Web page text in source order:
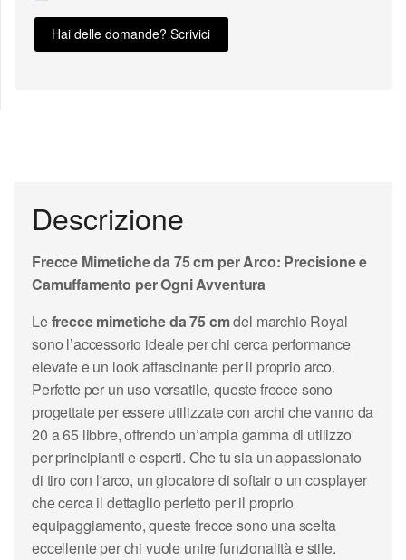
Hai delle domande? Scrivici
Descrizione
Frecce Mimetiche da 75 cm per Arco: Precisione e
Camuffamento per Ogni Avventura
Lefrecce mimetiche da 75 cmdel marchio Royal
sono l’accessorio ideale per chi cerca performance
elevate e un look affascinante per il proprio arco.
Perfette per un uso versatile, queste frecce sono
progettate per essere utilizzate con archi che vanno da
20 a 65 libbre, offrendo un’ampia gamma di utilizzo
per principianti e esperti. Che tu sia un appassionato
di tiro con l'arco, un giocatore di softair o un cosplayer
che cerca il dettaglio perfetto per il proprio
equipaggiamento, queste frecce sono una scelta
eccellente per chi vuole unire funzionalità e stile.